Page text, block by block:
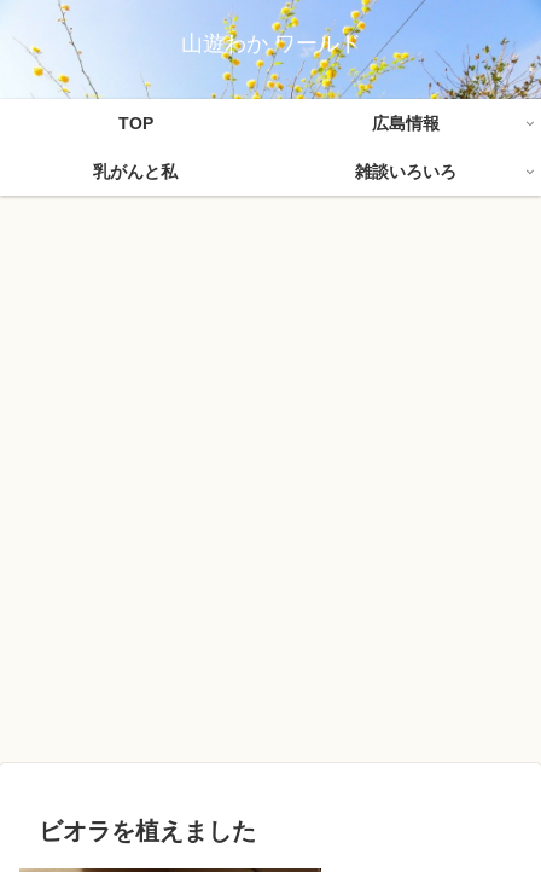
山遊わか ワールド
TOP 広島情報
乳がんと私 雑談いろいろ
ビオラを植えました